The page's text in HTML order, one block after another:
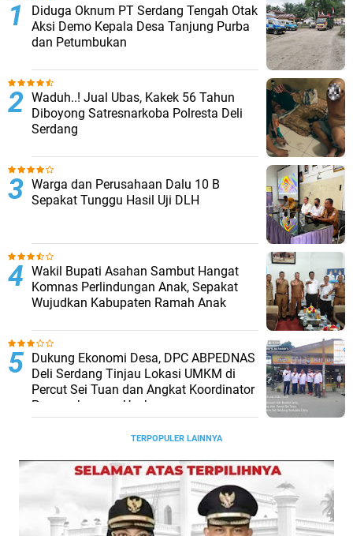
Diduga Oknum PT Serdang Tengah Otak
Aksi Demo Kepala Desa Tanjung Purba
dan Petumbukan
Waduh..! Jual Ubas, Kakek 56 Tahun
Diboyong Satresnarkoba Polresta Deli
Serdang
Warga dan Perusahaan Dalu 10 B
Sepakat Tunggu Hasil Uji DLH
Wakil Bupati Asahan Sambut Hangat
Komnas Perlindungan Anak, Sepakat
Wujudkan Kabupaten Ramah Anak
Dukung Ekonomi Desa, DPC ABPEDNAS
Deli Serdang Tinjau Lokasi UMKM di
Percut Sei Tuan dan Angkat Koordinator
Pengembangan Usaha
TERPOPULER LAINNYA